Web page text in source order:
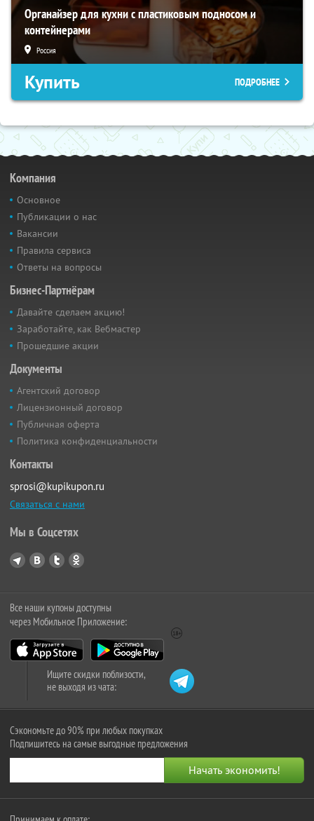
Органайзер для кухни с пластиковым подносом и
контейнерами
Россия
Купить ПОДРОБНЕЕ
Компания
Основное
Публикации о нас
Вакансии
Правила сервиса
Ответы на вопросы
Бизнес-Партнёрам
Давайте сделаем акцию!
Заработайте, как Вебмастер
Прошедшие акции
Документы
Агентский договор
Лицензионный договор
Публичная оферта
Политика конфиденциальности
Контакты
sprosi@kupikupon.ru
Связаться с нами
Мы в Соцсетях
Все наши купоны доступны
через Мобильное Приложение:
Ищите скидки поблизости,
не выходя из чата:
Сэкономьте до 90% при любых покупках
Подпишитесь на самые выгодные предложения